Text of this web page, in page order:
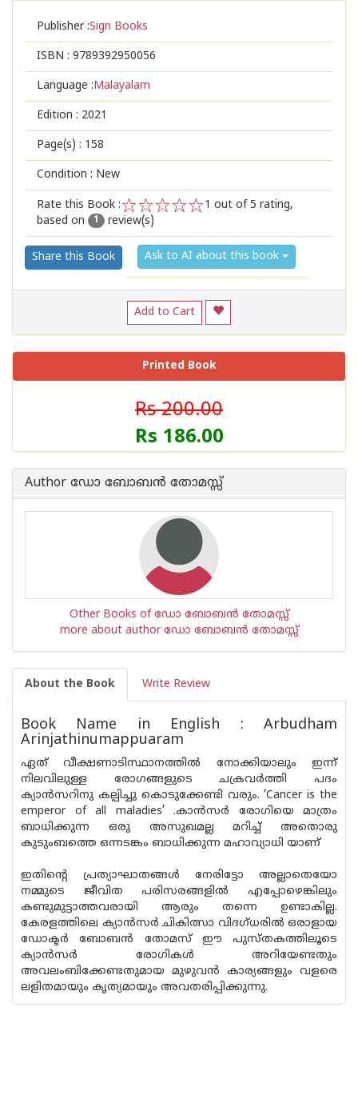
Publisher :Sign Books
ISBN : 9789392950056
Language :Malayalam
Edition : 2021
Page(s) : 158
Condition : New
Rate this Book :
2
1
1 out of 5 rating,
based on
1 review(s)
Share this Book Ask to AI about this book
Add to Cart
Printed Book
Rs 200.00
Rs 186.00
Author ഡോ ബോബന്‍ തോമസ്സ്
Other Books of ഡോ ബോബന്‍ തോമസ്സ്
more about author ഡോ ബോബന്‍ തോമസ്സ്
About the Book Write Review
Book Name in English : Arbudham
Arinjathinumappuaram
ഏത് വീക്ഷണാടിസ്ഥാനത്തിൽ നോക്കിയാലും ഇന്ന്
നിലവിലുള്ള രോഗങ്ങളുടെ ചക്രവർത്തി പദം
ക്യാൻസറിനു കല്പിച്ചു കൊടുക്കേണ്ടി വരും. ‘Cancer is the
emperor of all maladies’ .കാൻസർ രോഗിയെ മാത്രം
ബാധിക്കുന്ന ഒരു അസുഖമല്ല മറിച്ച് അതൊരു
കുടുംബത്തെ ഒന്നടങ്കം ബാധിക്കുന്ന മഹാവ്യാധി യാണ്
ഇതിന്റെ പ്രത്യാഘാതങ്ങൾ നേരിട്ടോ അല്ലാതെയോ
നമ്മുടെ ജീവിത പരിസരങ്ങളിൽ എപ്പോഴെങ്കിലും
കണ്ടുമുട്ടാത്തവരായി ആരും തന്നെ ഉണ്ടാകില്ല.
കേരളത്തിലെ ക്യാൻസർ ചികിത്സാ വിദഗ്ധരിൽ ഒരാളായ
ഡോക്ടർ ബോബൻ തോമസ് ഈ പുസ്തകത്തിലൂടെ
ക്യാൻസർ രോഗികൾ അറിയേണ്ടതും
അവലംബിക്കേണ്ടതുമായ മുഴുവൻ കാര്യങ്ങളും വളരെ
ലളിതമായും കൃത്യമായും അവതരിപ്പിക്കുന്നു.